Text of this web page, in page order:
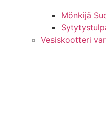
Mönkijä
Vesiskootteri